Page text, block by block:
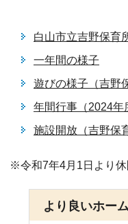
白山市立吉野保育
一年間の様子
遊びの様子（吉野
年間行事（2024年
施設開放（吉野保
※令和7年4月1日より休
より良いホー